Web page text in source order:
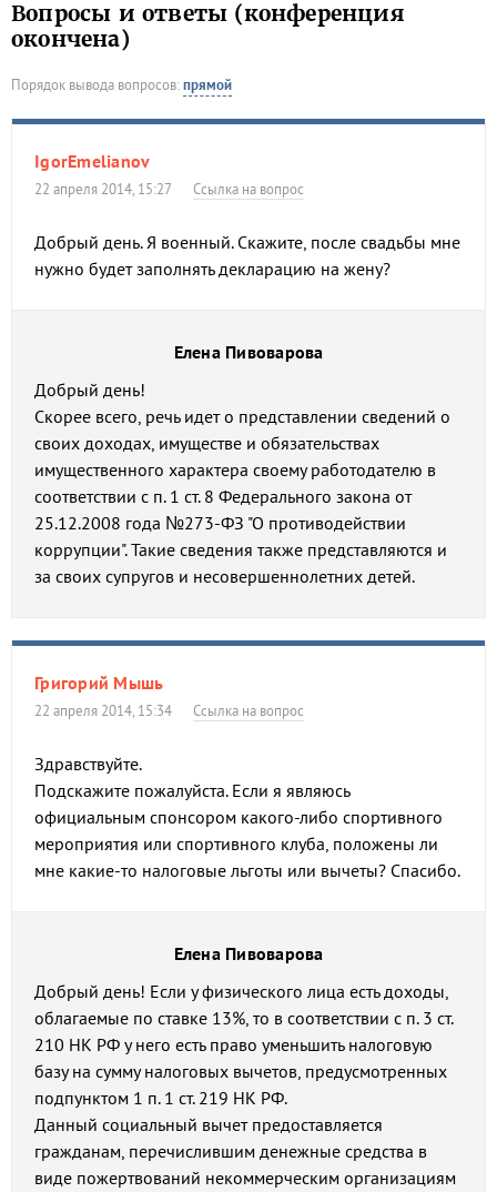
Вопросы и ответы (конференция
окончена)
Порядок вывода вопросов:прямой
IgorEmelianov
22 апреля 2014, 15:27 Ссылка на вопрос
Добрый день. Я военный. Скажите, после свадьбы мне
нужно будет заполнять декларацию на жену?
Елена Пивоварова
Добрый день!
Скорее всего, речь идет о представлении сведений о
своих доходах, имуществе и обязательствах
имущественного характера своему работодателю в
соответствии с п. 1 ст. 8 Федерального закона от
25.12.2008 года №273-ФЗ "О противодействии
коррупции". Такие сведения также представляются и
за своих супругов и несовершеннолетних детей.
Григорий Мышь
22 апреля 2014, 15:34 Ссылка на вопрос
Здравствуйте.
Подскажите пожалуйста. Если я являюсь
официальным спонсором какого-либо спортивного
мероприятия или спортивного клуба, положены ли
мне какие-то налоговые льготы или вычеты? Спасибо.
Елена Пивоварова
Добрый день! Если у физического лица есть доходы,
облагаемые по ставке 13%, то в соответствии с п. 3 ст.
210 НК РФ у него есть право уменьшить налоговую
базу на сумму налоговых вычетов, предусмотренных
подпунктом 1 п. 1 ст. 219 НК РФ.
Данный социальный вычет предоставляется
гражданам, перечислившим денежные средства в
виде пожертвований некоммерческим организациям